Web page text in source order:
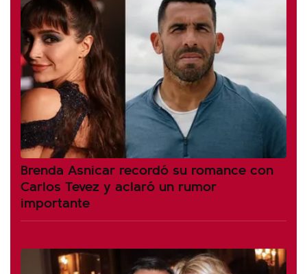
Brenda Asnicar recordó su romance con
Carlos Tevez y aclaró un rumor
importante